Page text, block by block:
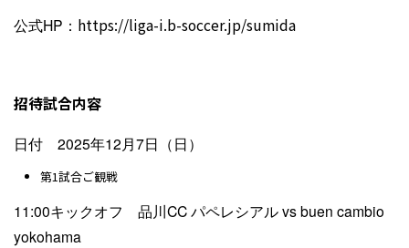
公式HP： https://liga-i.b-soccer.jp/sumida
招待試合内容
日付 2025年12月7日（日）
第1試合ご観戦
11:00キックオフ 品川CC パペレシアル vs buen cambio
yokohama